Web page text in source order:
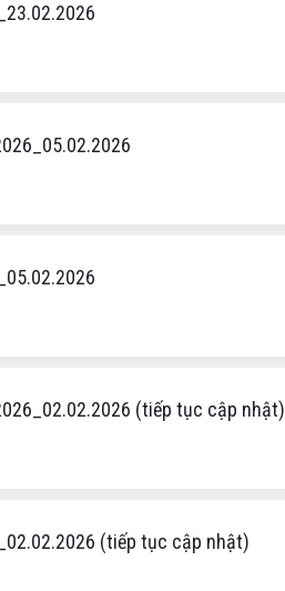
(tiếp tục cập nhật)
(tiếp tục cập nhật)